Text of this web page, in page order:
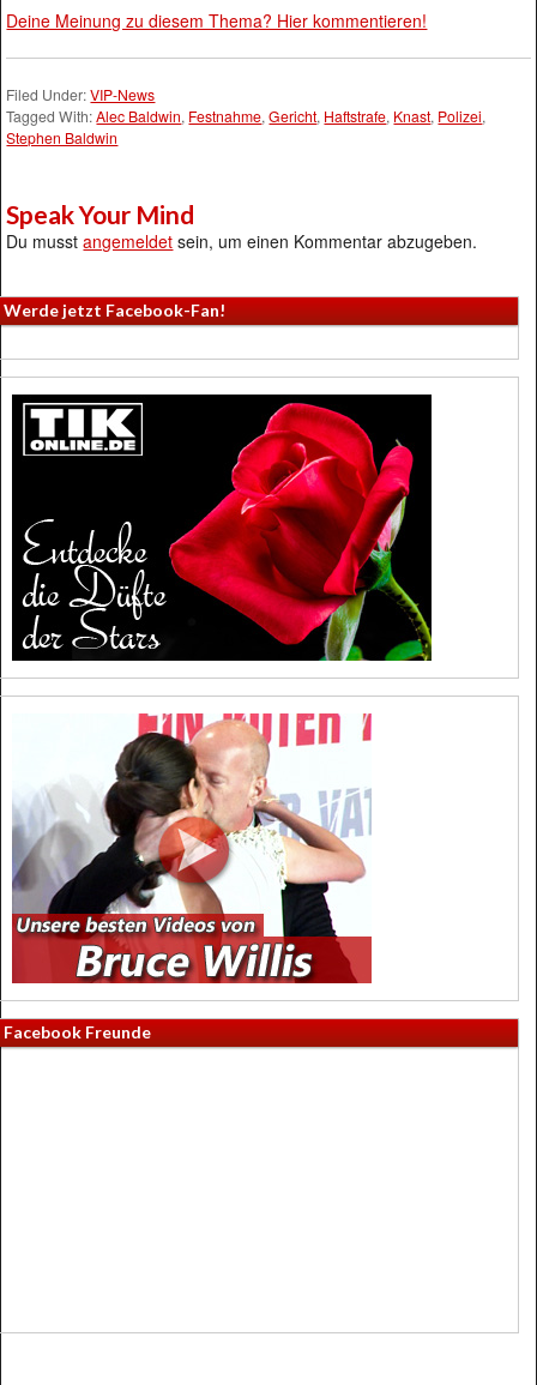
Deine Meinung zu diesem Thema? Hier kommentieren!
Filed Under:VIP-News
Tagged With:Alec Baldwin, Festnahme,Gericht, Haftstrafe, Knast, Polizei,
Stephen Baldwin
Speak Your Mind
Du musstangemeldet sein, um einen Kommentar abzugeben.
Werde jetzt Facebook-Fan!
Facebook Freunde